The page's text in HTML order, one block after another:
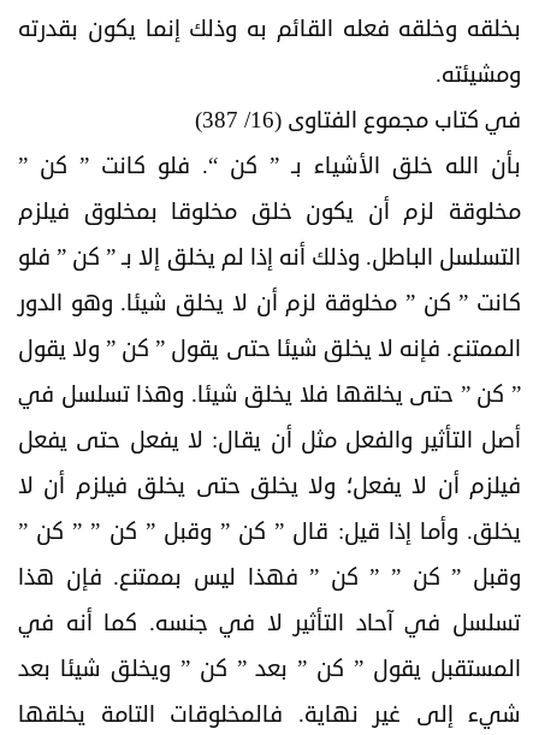
بخلقه وخلقه فعله القائم به وذلك إنما يكون بقدرته
ومشيئته.
في كتاب مجموع الفتاوى (16/ 387)
بأن الله خلق الأشياء بـ ” كن “. فلو كانت ” كن ”
مخلوقة لزم أن يكون خلق مخلوقا بمخلوق فيلزم
التسلسل الباطل. وذلك أنه إذا لم يخلق إلا بـ ” كن ” فلو
كانت ” كن ” مخلوقة لزم أن لا يخلق شيئا. وهو الدور
الممتنع. فإنه لا يخلق شيئا حتى يقول ” كن ” ولا يقول
” كن ” حتى يخلقها فلا يخلق شيئا. وهذا تسلسل في
أصل التأثير والفعل مثل أن يقال: لا يفعل حتى يفعل
فيلزم أن لا يفعل؛ ولا يخلق حتى يخلق فيلزم أن لا
يخلق. وأما إذا قيل: قال ” كن ” وقبل ” كن ” ” كن ”
وقبل ” كن ” ” كن ” فهذا ليس بممتنع. فإن هذا
تسلسل في آحاد التأثير لا في جنسه. كما أنه في
المستقبل يقول ” كن ” بعد ” كن ” ويخلق شيئا بعد
شيء إلى غير نهاية. فالمخلوقات التامة يخلقها